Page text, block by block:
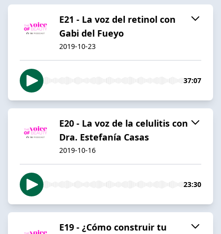
E21 - La voz del retinol con
Gabi del Fueyo
2019-10-23
37:07
E20 - La voz de la celulitis con
Dra. Estefanía Casas
2019-10-16
23:30
E19 - ¿Cómo construir tu